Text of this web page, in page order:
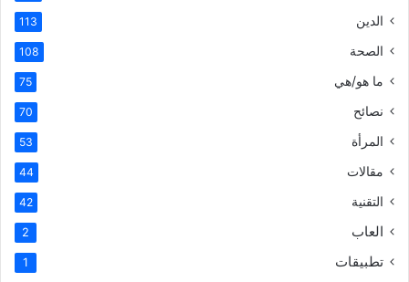
الدين 113
الصحة 108
ما هو/هي 75
نصائح 70
المرأة 53
مقالات 44
التقنية 42
العاب 2
تطبيقات 1